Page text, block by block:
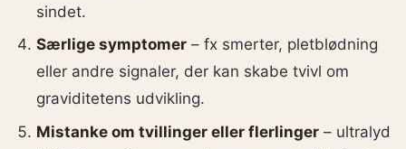
sindet.
Særlige symptomer– fx smerter, pletblødning
eller andre signaler, der kan skabe tvivl om
graviditetens udvikling.
Mistanke om tvillinger eller flerlinger– ultralyd